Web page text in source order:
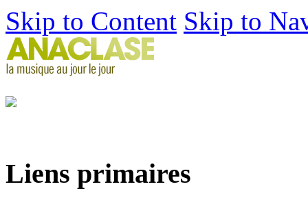
Skip to Content Skip to
Liens primaires